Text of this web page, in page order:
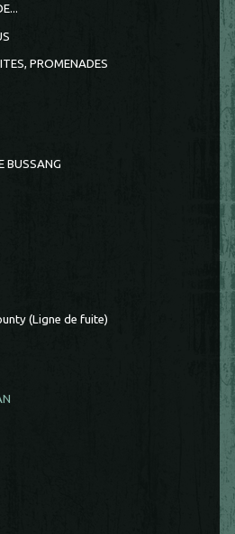
PROMENADES
BUSSANG
(Ligne de fuite)